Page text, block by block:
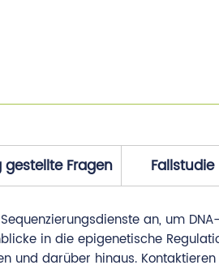
gestellte Fragen Fallstudie
an, um
in die epigenetische
und darüber hinaus.